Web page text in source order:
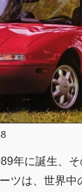
年に誕生、
ツは、世界中